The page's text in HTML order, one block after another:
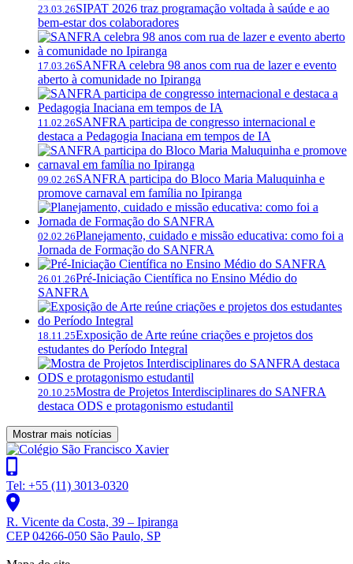
23.03.26SIPAT 2026 traz programação voltada à saúde e ao
bem-estar dos colaboradores
17.03.26SANFRA celebra 98 anos com rua de lazer e evento
aberto à comunidade no Ipiranga
11.02.26SANFRA participa de congresso internacional e
destaca a Pedagogia Inaciana em tempos de IA
09.02.26SANFRA participa do Bloco Maria Maluquinha e
promove carnaval em família no Ipiranga
02.02.26Planejamento, cuidado e missão educativa: como foi a
Jornada de Formação do SANFRA
26.01.26Pré-Iniciação Científica no Ensino Médio do
SANFRA
18.11.25Exposição de Arte reúne criações e projetos dos
estudantes do Período Integral
20.10.25Mostra de Projetos Interdisciplinares do SANFRA
destaca ODS e protagonismo estudantil
Mostrar mais notícias
Tel: +55 (11) 3013-0320
R. Vicente da Costa, 39 – Ipiranga
CEP 04266-050 São Paulo, SP